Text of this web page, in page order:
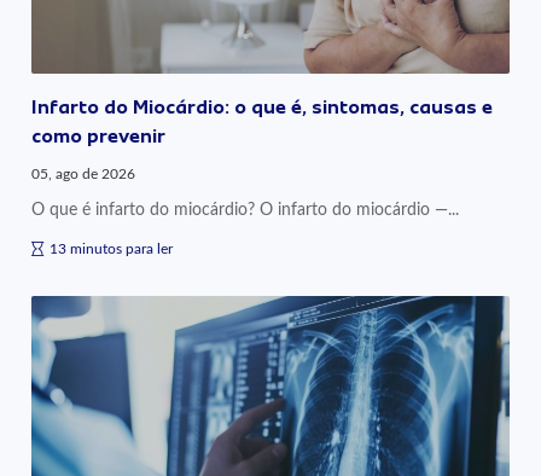
Infarto do Miocárdio: o que é, sintomas, causas e
como prevenir
05, ago de 2026
O que é infarto do miocárdio? O infarto do miocárdio —...
13 minutos para ler